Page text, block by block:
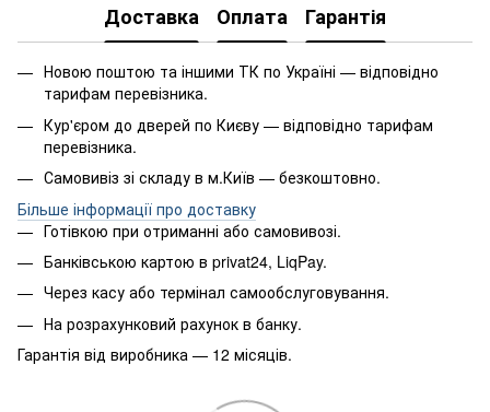
Доставка Оплата Гарантія
Новою поштою та іншими ТК по Україні — відповідно
тарифам перевізника.
Кур'єром до дверей по Києву — відповідно тарифам
перевізника.
Самовивіз зі складу в м.Київ — безкоштовно.
Більше інформації про доставку
Готівкою при отриманні або самовивозі.
Банківською картою в privat24, LiqPay.
Через касу або термінал самообслуговування.
На розрахунковий рахунок в банку.
Гарантія від виробника — 12 місяців.